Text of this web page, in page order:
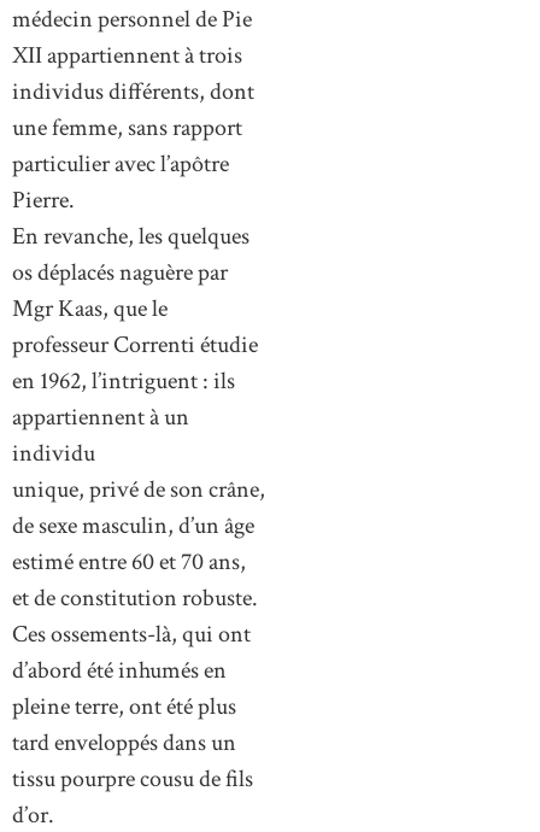
médecin personnel de Pie
XII appartiennent à trois
individus différents, dont
une femme, sans rapport
particulier avec l’apôtre
Pierre.
En revanche, les quelques
os déplacés naguère par
Mgr Kaas, que le
professeur Correnti étudie
en 1962, l’intriguent : ils
appartiennent à un
individu
unique, privé de son crâne,
de sexe masculin, d’un âge
estimé entre 60 et 70 ans,
et de constitution robuste.
Ces ossements-là, qui ont
d’abord été inhumés en
pleine terre, ont été plus
tard enveloppés dans un
tissu pourpre cousu de fils
d’or.